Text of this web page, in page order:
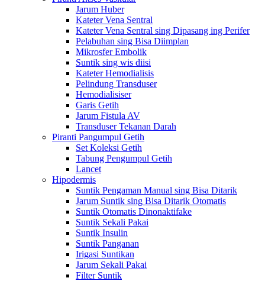
Jarum Huber
Kateter Vena Sentral
Kateter Vena Sentral sing Dipasang ing Perifer
Pelabuhan sing Bisa Diimplan
Mikrosfer Embolik
Suntik sing wis diisi
Kateter Hemodialisis
Pelindung Transduser
Hemodialisiser
Garis Getih
Jarum Fistula AV
Transduser Tekanan Darah
Piranti Pangumpul Getih
Set Koleksi Getih
Tabung Pengumpul Getih
Lancet
Hipodermis
Suntik Pengaman Manual sing Bisa Ditarik
Jarum Suntik sing Bisa Ditarik Otomatis
Suntik Otomatis Dinonaktifake
Suntik Sekali Pakai
Suntik Insulin
Suntik Panganan
Irigasi Suntikan
Jarum Sekali Pakai
Filter Suntik